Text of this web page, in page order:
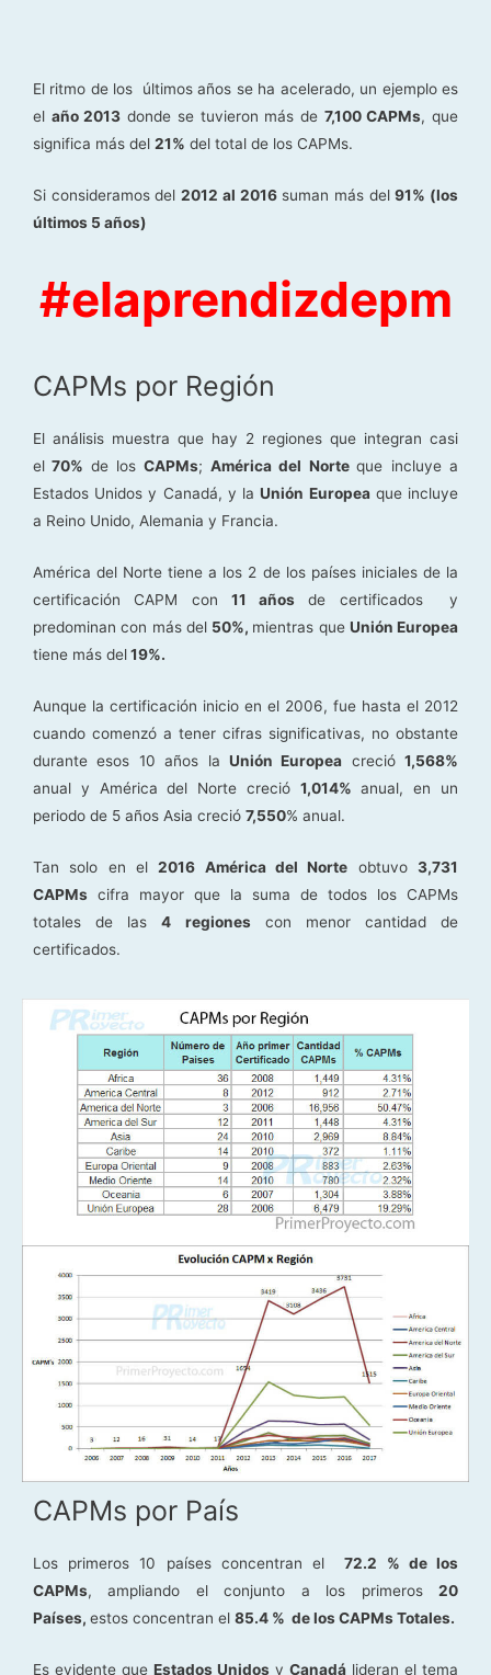
El ritmo de los últimos años se ha acelerado, un ejemplo es
el año 2013 donde se tuvieron más de 7,100 CAPMs, que
significa más del 21% del total de los CAPMs.
Si consideramos del2012 al 2016suman más del91% (los
últimos 5 años)
#elaprendizdepm
CAPMs por Región
El análisis muestra que hay 2 regiones que integran casi
el 70% de los CAPMs;América del Norteque incluye a
Estados Unidos y Canadá, y laUnión Europeaque incluye
a Reino Unido, Alemania y Francia.
América del Norte tiene a los 2 de los países iniciales de la
certificación CAPM con 11 años de certificados y
predominan con más del 50%, mientras que Unión Europea
tiene más del19%.
Aunque la certificación inicio en el 2006, fue hasta el 2012
cuando comenzó a tener cifras significativas, no obstante
durante esos 10 años la Unión Europea creció 1,568%
anual y América del Norte creció 1,014% anual, en un
periodo de 5 años Asia creció 7,550% anual.
Tan solo en el2016 América del Norte obtuvo3,731
CAPMs cifra mayor que la suma de todos los CAPMs
totales de las4 regionescon menor cantidad de
certificados.
CAPMs por País
Los primeros 10 países concentran el72.2 % de los
CAPMs, ampliando el conjunto a los primeros 20
Países, estos concentran el 85.4 % de los CAPMs Totales.
Es evidente que Estados Unidos y Canadá lideran el tema